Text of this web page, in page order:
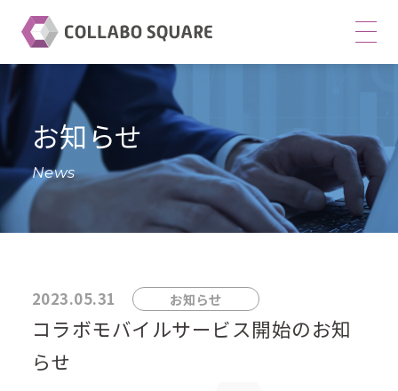
お知らせ
News
2023.05.31 お知らせ
コラボモバイルサービス開始のお知
らせ
株
式
コ
ラ
ボ
ス